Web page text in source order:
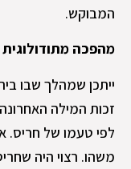
המבוקש.
מהפכה מתודולוגית
ייתכן שמהלך שבו
זכות המילה
לפי טעמו של חריס.
משהו. רצוי היה